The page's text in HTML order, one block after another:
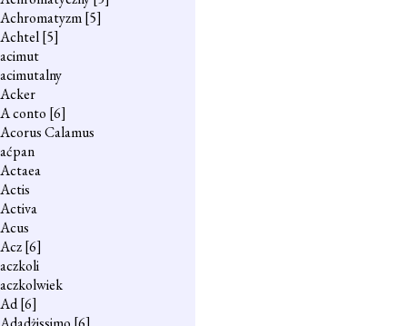
Achromatyzm[5]
Achtel[5]
acimut
acimutalny
Acker
A conto [6]
Acorus Calamus
aćpan
Actaea
Actis
Activa
Acus
Acz[6]
aczkoli
aczkolwiek
Ad[6]